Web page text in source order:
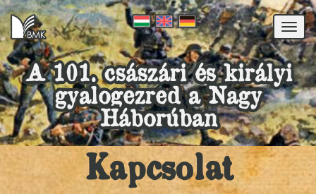
A 101. császári és királyi
gyalogezred a Nagy
Háborúban
Kapcsolat